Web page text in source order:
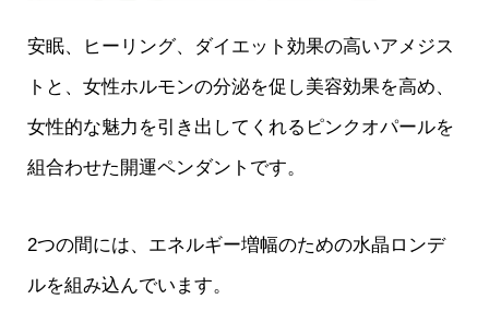
安眠、ヒーリング、ダイエット効果の高いアメジス
トと、女性ホルモンの分泌を促し美容効果を高め、
女性的な魅力を引き出してくれるピンクオパールを
組合わせた開運ペンダントです。
2つの間には、エネルギー増幅のための水晶ロンデ
ルを組み込んでいます。